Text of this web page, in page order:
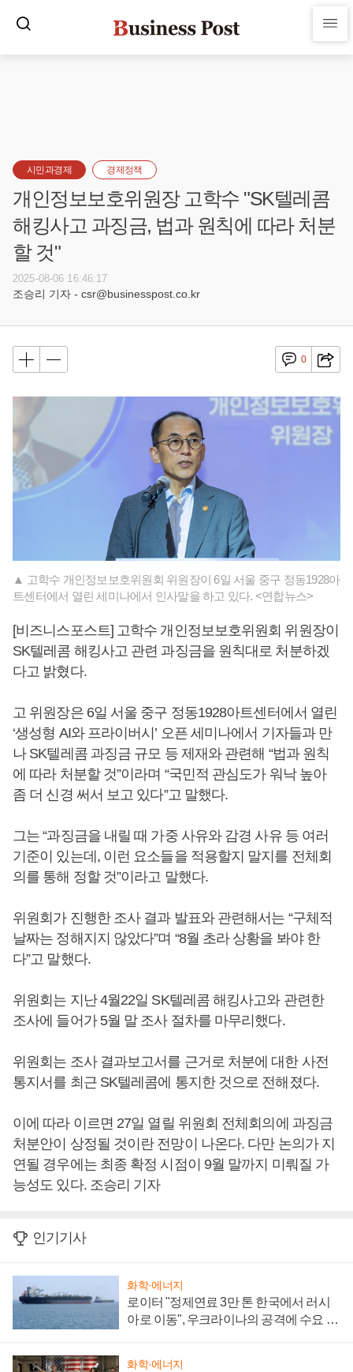
시민과경제 경제정책
개인정보보호위원장 고학수 "SK텔레콤
해킹사고 과징금, 법과 원칙에 따라 처분
할 것"
2025-08-06 16:46:17
조승리 기자 - csr@businesspost.co.kr
0
▲ 고학수 개인정보보호위원회 위원장이 6일 서울 중구 정동1928아
트센터에서 열린 세미나에서 인사말을 하고 있다. <연합뉴스>
[비즈니스포스트] 고학수 개인정보보호위원회 위원장이
SK텔레콤 해킹사고 관련 과징금을 원칙대로 처분하겠
다고 밝혔다.
고 위원장은 6일 서울 중구 정동1928아트센터에서 열린
‘생성형 AI와 프라이버시’ 오픈 세미나에서 기자들과 만
나 SK텔레콤 과징금 규모 등 제재와 관련해 “법과 원칙
에 따라 처분할 것”이라며 “국민적 관심도가 워낙 높아
좀 더 신경 써서 보고 있다”고 말했다.
그는 “과징금을 내릴 때 가중 사유와 감경 사유 등 여러
기준이 있는데, 이런 요소들을 적용할지 말지를 전체회
의를 통해 정할 것”이라고 말했다.
위원회가 진행한 조사 결과 발표와 관련해서는 “구체적
날짜는 정해지지 않았다”며 “8월 초라 상황을 봐야 한
다”고 말했다.
위원회는 지난 4월22일 SK텔레콤 해킹사고와 관련한
조사에 들어가 5월 말 조사 절차를 마무리했다.
위원회는 조사 결과보고서를 근거로 처분에 대한 사전
통지서를 최근 SK텔레콤에 통지한 것으로 전해졌다.
이에 따라 이르면 27일 열릴 위원회 전체회의에 과징금
처분안이 상정될 것이란 전망이 나온다. 다만 논의가 지
연될 경우에는 최종 확정 시점이 9월 말까지 미뤄질 가
능성도 있다. 조승리 기자
인기기사
화학·에너지
로이터 "정제연료 3만 톤 한국에서 러시
아로 이동", 우크라이나의 공격에 수요 늘
화학·에너지